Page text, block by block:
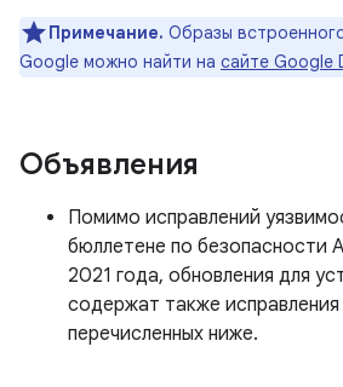
Примечание. Образы
Google можно найти на сайте Google
Объявления
Помимо исправлений
бюллетене по безопасности
2021 года, обновления для
содержат также
перечисленных ниже.